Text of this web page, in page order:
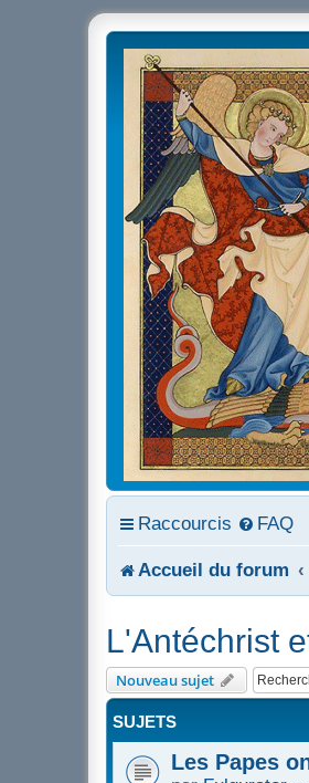
Raccourcis FAQ
Accueil du forum
L'Antéchrist
Nouveau sujet
SUJETS
Les Papes